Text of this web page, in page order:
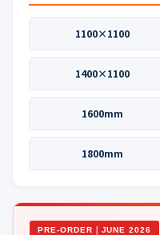
1100×1100
1400×1100
1600mm
1800mm
PRE-ORDER｜JUNE 2026